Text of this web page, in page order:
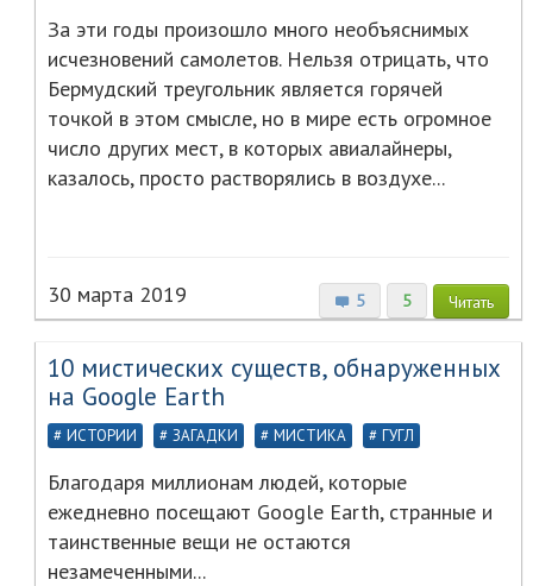
За эти годы произошло много необъяснимых
исчезновений самолетов. Нельзя отрицать, что
Бермудский треугольник является горячей
точкой в этом смысле, но в мире есть огромное
число других мест, в которых авиалайнеры,
казалось, просто растворялись в воздухе...
5 5 Читать
30 марта 2019
10 мистических существ, обнаруженных
на Google Earth
ИСТОРИИ ЗАГАДКИ МИСТИКА ГУГЛ
Благодаря миллионам людей, которые
ежедневно посещают Google Earth, странные и
таинственные вещи не остаются
незамеченными...